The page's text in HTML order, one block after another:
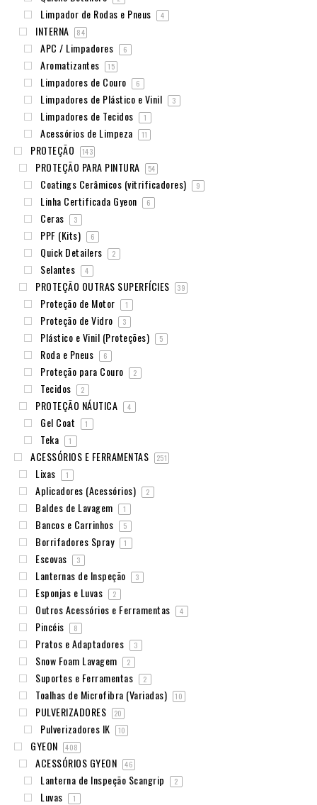
Limpador de Rodas e Pneus 4
INTERNA 84
APC / Limpadores 6
Aromatizantes 15
Limpadores de Couro 6
Limpadores de Plástico e Vinil 3
Limpadores de Tecidos 1
Acessórios de Limpeza 11
PROTEÇÃO 143
PROTEÇÃO PARA PINTURA 54
Coatings Cerâmicos (vitrificadores) 9
Linha Certificada Gyeon 6
Ceras 3
PPF (Kits) 6
Quick Detailers 2
Selantes 4
PROTEÇÃO OUTRAS SUPERFÍCIES 39
Proteção de Motor 1
Proteção de Vidro 3
Plástico e Vinil (Proteções) 5
Roda e Pneus 6
Proteção para Couro 2
Tecidos 2
PROTEÇÃO NÁUTICA 4
Gel Coat 1
Teka 1
ACESSÓRIOS E FERRAMENTAS 251
Lixas 1
Aplicadores (Acessórios) 2
Baldes de Lavagem 1
Bancos e Carrinhos 5
Borrifadores Spray 1
Escovas 3
Lanternas de Inspeção 3
Esponjas e Luvas 2
Outros Acessórios e Ferramentas 4
Pincéis 8
Pratos e Adaptadores 3
Snow Foam Lavagem 2
Suportes e Ferramentas 2
Toalhas de Microfibra (Variadas) 10
PULVERIZADORES 20
Pulverizadores IK 10
GYEON 408
ACESSÓRIOS GYEON 46
Lanterna de Inspeção Scangrip 2
Luvas 1